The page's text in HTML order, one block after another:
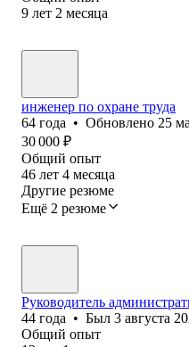
9 лет 2 месяца
инженер по охране труда
64 года • Обновлено 25
30 000 ₽
Общий опыт
46 лет 4 месяца
Другие резюме
Ещё 2 резюме
Руководитель
44 года • Был 3 августа
Общий опыт